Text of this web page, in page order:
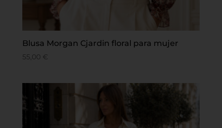
Blusa Morgan Cjardin floral para mujer
55,00 €